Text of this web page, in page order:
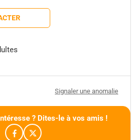
Signaler une anomalie
? Dites-le à vos amis !